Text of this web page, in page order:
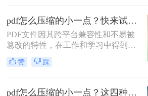
呢？本文将介绍三种实用的PDF压缩
方法。
pdf怎么压缩的小一点？快来试试这4种压缩方法！
PDF文件因其跨平台兼容性和不易被
篡改的特性，在工作和学习中得到了
广泛应用。然而，PDF文件有时体积
过大，不便于存储和传输。那么pdf怎
有效的PDF压缩方法。
赞 踩
pdf怎么压缩的小一点？这四种压缩方法了解一下